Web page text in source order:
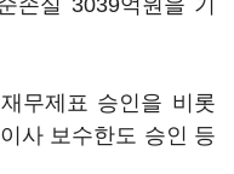
손실 3039억원을 기
무제표 승인을 비롯
사 보수한도 승인 등